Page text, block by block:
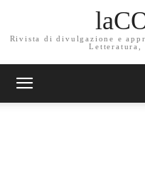
Rivista di divulgazione e
Letteratura,